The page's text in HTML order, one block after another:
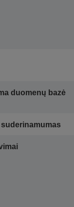
duomenų bazė
suderinamumas